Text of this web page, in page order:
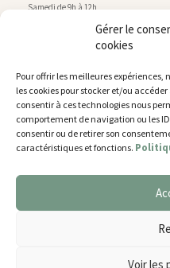
Gérer le
cookies
Pour offrir les meilleures
les cookies pour stocker et/ou
consentir à ces technologies nous
comportement de navigation ou les
consentir ou de retirer son
caractéristiques et fonctions.
Voir les
Samedi de 9h à 12h
Service technique
rue de Montry–77700 Chessy
Tél. 01 60 43 52 63
Horaires d’ouverture
Lundi, mardi et jeudi
De 9h à 11h45 et de 14h30 à 17h30
Nous utilisons des cookies
You can find out more about